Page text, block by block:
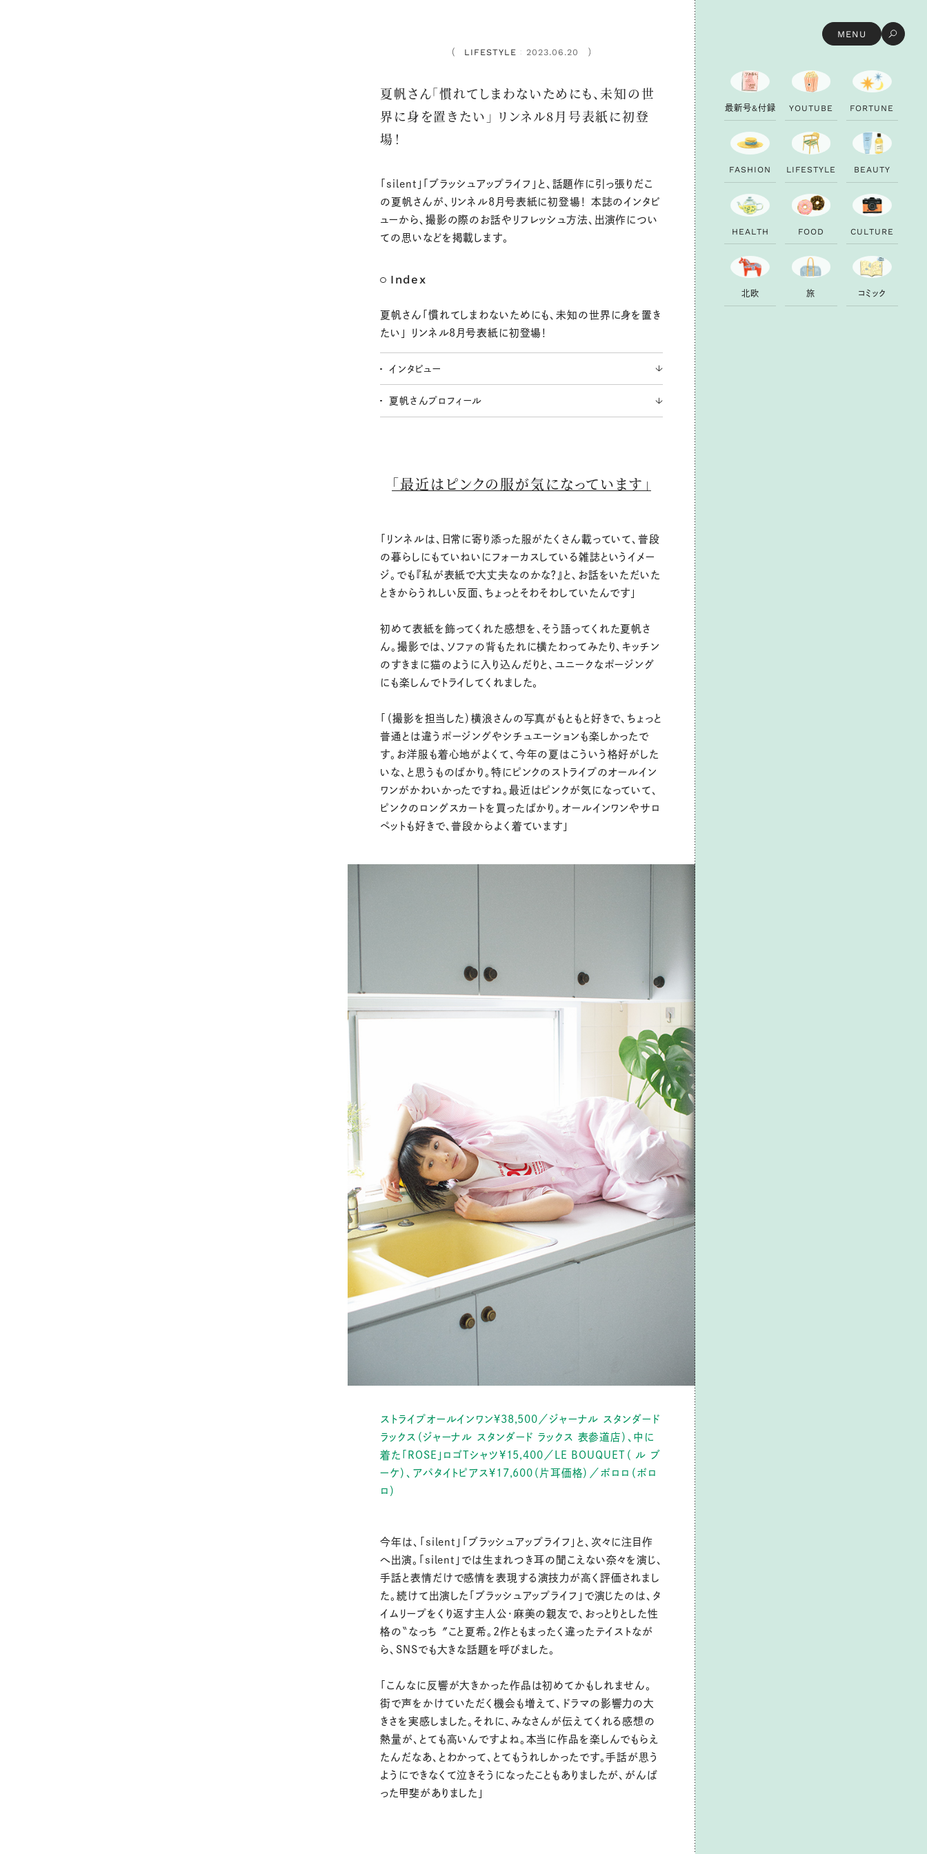
MENU
LIFESTYLE
： 2023.06.20
夏帆さん「慣れてしまわないためにも、未知の世
界に身を置きたい」 リンネル8月号表紙に初登
場！
「silent」「ブラッシュアップライフ」と、話題作に引っ張りだこ
の夏帆さんが、リンネル8月号表紙に初登場！ 本誌のインタビ
ューから、撮影の際のお話やリフレッシュ方法、出演作につい
ての思いなどを掲載します。
Index
夏帆さん「慣れてしまわないためにも、未知の世界に身を置き
たい」 リンネル8月号表紙に初登場！
インタビュー
夏帆さんプロフィール
「最近はピンクの服が気になっています」
「リンネルは、日常に寄り添った服がたくさん載っていて、普段
の暮らしにもていねいにフォーカスしている雑誌というイメー
ジ。でも『私が表紙で大丈夫なのかな？』と、お話をいただいた
ときからうれしい反面、ちょっとそわそわしていたんです」
初めて表紙を飾ってくれた感想を、そう語ってくれた夏帆さ
ん。撮影では、ソファの背もたれに横たわってみたり、キッチン
のすきまに猫のように入り込んだりと、ユニークなポージング
にも楽しんでトライしてくれました。
「（撮影を担当した）横浪さんの写真がもともと好きで、ちょっと
普通とは違うポージングやシチュエーションも楽しかったで
す。お洋服も着心地がよくて、今年の夏はこういう格好がした
いな、と思うものばかり。特にピンクのストライプのオールイン
ワンがかわいかったですね。最近はピンクが気になっていて、
ピンクのロングスカートを買ったばかり。オールインワンやサロ
ペットも好きで、普段からよく着ています」
ストライプオールインワン¥38,500／ジャーナル スタンダード
ラックス（ジャーナル スタンダード ラックス 表参道店）、中に
着た「ROSE」ロゴTシャツ¥15,400／LE BOUQUET（ ル ブ
ーケ）、アパタイトピアス¥17,600（片耳価格）／ボロロ（ボロ
ロ）
今年は、「silent」「ブラッシュアップライフ」と、次々に注目作
へ出演。「silent」では生まれつき耳の聞こえない奈々を演じ、
手話と表情だけで感情を表現する演技力が高く評価されまし
た。続けて出演した「ブラッシュアップライフ」で演じたのは、タ
イムリープをくり返す主人公・麻美の親友で、おっとりとした性
格の〝なっち〞こと夏希。2作ともまったく違ったテイストなが
ら、SNSでも大きな話題を呼びました。
「こんなに反響が大きかった作品は初めてかもしれません。
街で声をかけていただく機会も増えて、ドラマの影響力の大
きさを実感しました。それに、みなさんが伝えてくれる感想の
熱量が、とても高いんですよね。本当に作品を楽しんでもらえ
たんだなあ、とわかって、とてもうれしかったです。手話が思う
ようにできなくて泣きそうになったこともありましたが、がんば
った甲斐がありました」
最新号&付録 YOUTU B E FORTU N E
FAS H ION LI FESTYLE B EAUTY
H EALTH FOOD CU LTU RE
北欧 旅 コ ミ ック